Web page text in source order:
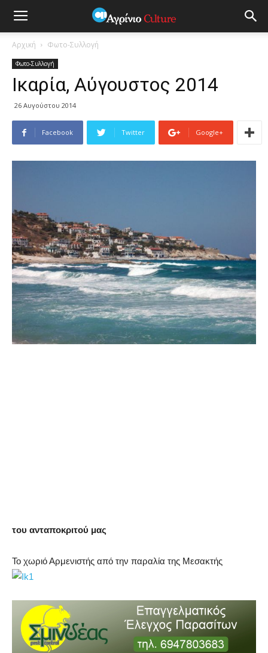
Αρχική Φωτο-Συλλογή
Φωτο-Συλλογή
Ικαρία, Αύγουστος 2014
26 Αυγούστου 2014
Facebook Twitter Google+
του ανταποκριτού μας
Το χωριό Αρμενιστής από την παραλία της Μεσακτής